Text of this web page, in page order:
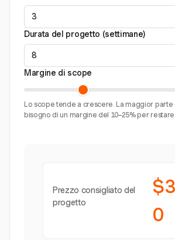
Durata del progetto (settimane)
Margine di scope
Lo scope tende a crescere. La maggior parte
bisogno di un margine del 10–25% per
Prezzo consigliato del
progetto
0